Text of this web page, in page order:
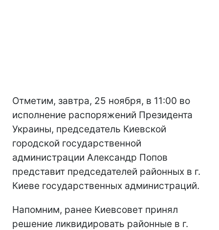
Отметим, завтра, 25 ноября, в 11:00 во
исполнение распоряжений Президента
Украины, председатель Киевской
городской государственной
администрации Александр Попов
представит председателей районных в г.
Киеве государственных администраций.
Напомним, ранее Киевсовет принял
решение ликвидировать районные в г.